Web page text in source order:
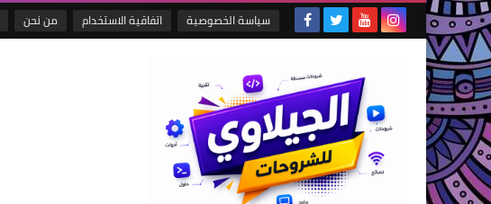
سياسة الخصوصية اتفاقية الاستخدام من نحن